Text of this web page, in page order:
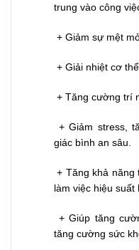
trung vào công
+ Giảm sự mệt
+ Giải nhiệt cơ thể.
+ Tăng cường trí
+ Giảm stress,
giác bình an sâu.
+ Tăng khả năng
làm việc hiệu suất
+ Giúp tăng
tăng cường sức